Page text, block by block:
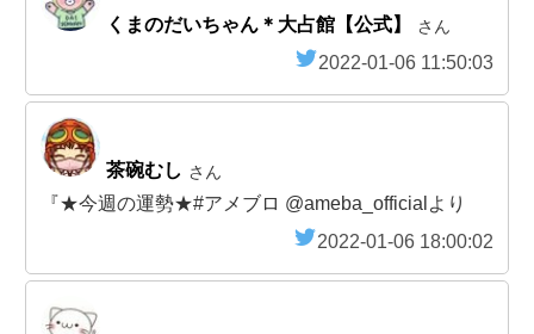
くまのだいちゃん＊大占館【公式】 さん
2022-01-06 11:50:03
茶碗むし さん
『★今週の運勢★#アメブロ @ameba_officialより
2022-01-06 18:00:02